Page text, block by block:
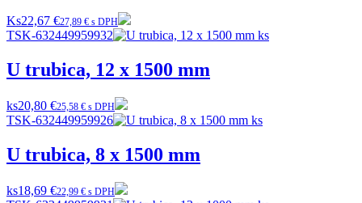
Ks22,67 €27,89 € s DPH
TSK-632449959932
U trubica, 12 x 1500 mm
ks20,80 €25,58 € s DPH
TSK-632449959926
U trubica, 8 x 1500 mm
ks18,69 €22,99 € s DPH